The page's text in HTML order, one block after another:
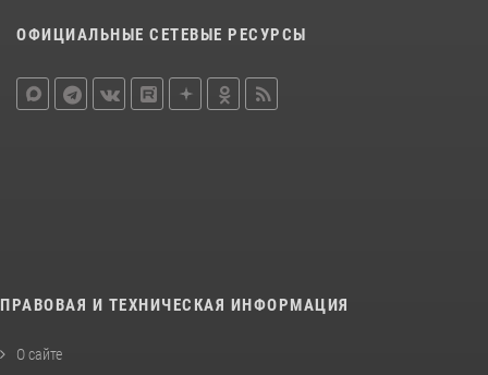
ОФИЦИАЛЬНЫЕ СЕТЕВЫЕ РЕСУРСЫ
ПРАВОВАЯ И ТЕХНИЧЕСКАЯ ИНФОРМАЦИЯ
О сайте